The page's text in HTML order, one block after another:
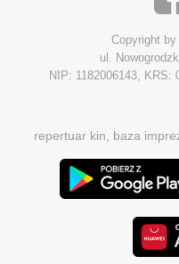
Copyright
ul.
NIP: 1182006143, KRS:
repertuar kin, baza